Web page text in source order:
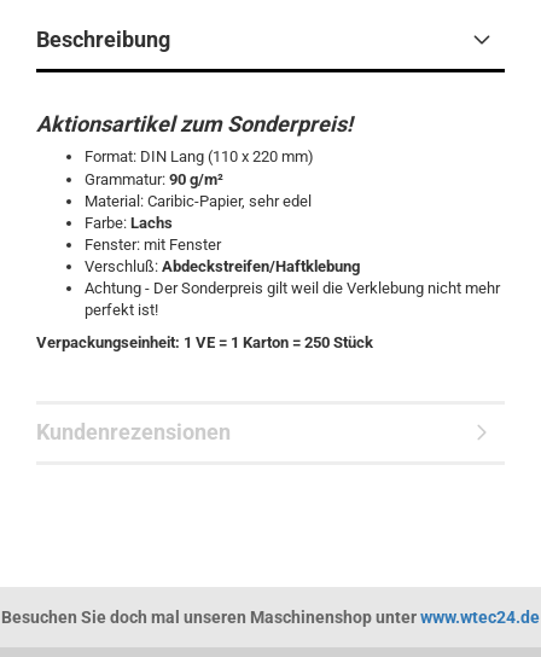
Beschreibung
Aktionsartikel zum Sonderpreis!
Format: DIN Lang (110 x 220 mm)
Grammatur: 90 g/m²
Material: Caribic-Papier, sehr edel
Farbe: Lachs
Fenster: mit Fenster
Verschluß: Abdeckstreifen/Haftklebung
Achtung - Der Sonderpreis gilt weil die Verklebung nicht mehr
perfekt ist!
Verpackungseinheit: 1 VE = 1 Karton = 250 Stück
Kundenrezensionen
Besuchen Sie doch mal unseren Maschinenshop unterwww.wtec24.de